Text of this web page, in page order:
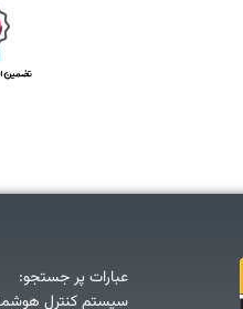
عبارات پر جستجو:
سیستم کنترل